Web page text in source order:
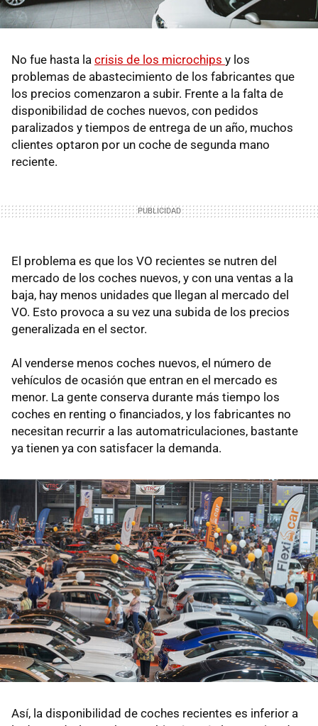
No fue hasta la crisis de los microchips y los
problemas de abastecimiento de los fabricantes que
los precios comenzaron a subir. Frente a la falta de
disponibilidad de coches nuevos, con pedidos
paralizados y tiempos de entrega de un año, muchos
clientes optaron por un coche de segunda mano
reciente.
El problema es que los VO recientes se nutren del
mercado de los coches nuevos, y con una ventas a la
baja, hay menos unidades que llegan al mercado del
VO. Esto provoca a su vez una subida de los precios
generalizada en el sector.
Al venderse menos coches nuevos, el número de
vehículos de ocasión que entran en el mercado es
menor. La gente conserva durante más tiempo los
coches en renting o financiados, y los fabricantes no
necesitan recurrir a las automatriculaciones, bastante
ya tienen ya con satisfacer la demanda.
Así, la disponibilidad de coches recientes es inferior a